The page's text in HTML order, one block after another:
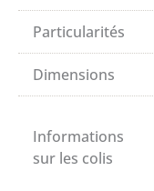
Particularités
Dimensions
Informations
sur les colis